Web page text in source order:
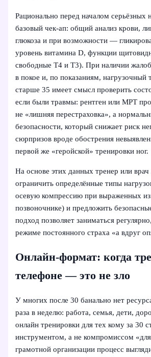
Рационально перед началом серьёзных
базовый чек-ап: общий анализ крови,
глюкоза и при возможности —
уровень витамина D, функции
свободные Т4 и Т3). При наличии
в покое и, по показаниям, нагрузочный
старше 35 имеет смысл проверить
если были травмы: рентген или МРТ
не «лишняя перестраховка», а
безопасности, который снижает риск
сюрпризов вроде обострения
первой же «геройской» тренировки ног.
На основе этих данных тренер или
ограничить определённые типы
осевую компрессию при выраженных
позвоночнике) и предложить
подход позволяет заниматься
режиме постоянного страха «а вдруг
Онлайн-формат: когда
телефоне — это не зло
У многих после 30 банально нет
раза в неделю: работа, семья, дети,
онлайн тренировки для тех кому за 30
инструментом, а не компромиссом
грамотной организации процесс